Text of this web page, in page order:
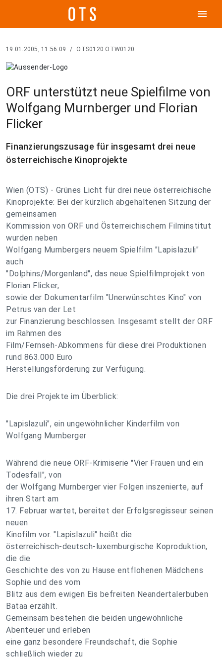
menu
19.01.2005, 11:56:09 / OTS0120 OTW0120
ORF unterstützt neue Spielfilme von
Wolfgang Murnberger und Florian
Flicker
Finanzierungszusage für insgesamt drei neue
österreichische Kinoprojekte
Wien (OTS) - Grünes Licht für drei neue österreichische
Kinoprojekte: Bei der kürzlich abgehaltenen Sitzung der
gemeinsamen
Kommission von ORF und Österreichischem Filminstitut
wurden neben
Wolfgang Murnbergers neuem Spielfilm "Lapislazuli"
auch
"Dolphins/Morgenland", das neue Spielfilmprojekt von
Florian Flicker,
sowie der Dokumentarfilm "Unerwünschtes Kino" von
Petrus van der Let
zur Finanzierung beschlossen. Insgesamt stellt der ORF
im Rahmen des
Film/Fernseh-Abkommens für diese drei Produktionen
rund 863.000 Euro
Herstellungsförderung zur Verfügung.
Die drei Projekte im Überblick:
"Lapislazuli", ein ungewöhnlicher Kinderfilm von
Wolfgang Murnberger
Während die neue ORF-Krimiserie "Vier Frauen und ein
Todesfall", von
der Wolfgang Murnberger vier Folgen inszenierte, auf
ihren Start am
17. Februar wartet, bereitet der Erfolgsregisseur seinen
neuen
Kinofilm vor. "Lapislazuli" heißt die
österreichisch-deutsch-luxemburgische Koproduktion,
die die
Geschichte des von zu Hause entflohenen Mädchens
Sophie und des vom
Blitz aus dem ewigen Eis befreiten Neandertalerbuben
Bataa erzählt.
Gemeinsam bestehen die beiden ungewöhnliche
Abenteuer und erleben
eine ganz besondere Freundschaft, die Sophie
schließlich wieder zu